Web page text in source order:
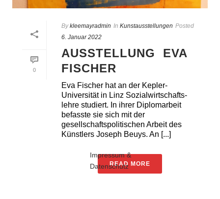
0
By kleemayradmin In Kunstausstellungen Posted
6. Januar 2022
AUSSTELLUNG EVA
FISCHER
Eva Fischer hat an der Kepler-
Universität in Linz Sozialwirtschafts-
lehre studiert. In ihrer Diplomarbeit
befasste sie sich mit der
gesellschaftspolitischen Arbeit des
Künstlers Joseph Beuys. An [...]
READ MORE
Impressum &
Datenschutz